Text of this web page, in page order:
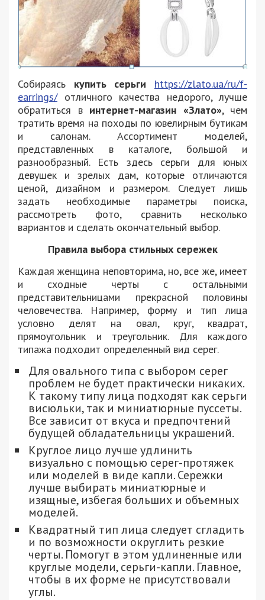
Собираясь купить серьги
https://zlato.ua/ru/f-
earrings/отличного качества недорого, лучше
обратиться в интернет-магазин «Злато», чем
тратить время на походы по ювелирным бутикам
и салонам. Ассортимент моделей,
представленных в каталоге, большой и
разнообразный. Есть здесь серьги для юных
девушек и зрелых дам, которые отличаются
ценой, дизайном и размером. Следует лишь
задать необходимые параметры поиска,
рассмотреть фото, сравнить несколько
вариантов и сделать окончательный выбор.
Правила выбора стильных сережек
Каждая женщина неповторима, но, все же, имеет
и сходные черты с остальными
представительницами прекрасной половины
человечества. Например, форму и тип лица
условно делят на овал, круг, квадрат,
прямоугольник и треугольник. Для каждого
типажа подходит определенный вид серег.
Для овального типа с выбором серег
проблем не будет практически никаких.
К такому типу лица подходят как серьги
висюльки, так и миниатюрные пуссеты.
Все зависит от вкуса и предпочтений
будущей обладательницы украшений.
Круглое лицо лучше удлинить
визуально с помощью серег-протяжек
или моделей в виде капли. Сережки
лучше выбирать миниатюрные и
изящные, избегая больших и объемных
моделей.
Квадратный тип лица следует сгладить
и по возможности округлить резкие
черты. Помогут в этом удлиненные или
круглые модели, серьги-капли. Главное,
чтобы в их форме не присутствовали
углы.